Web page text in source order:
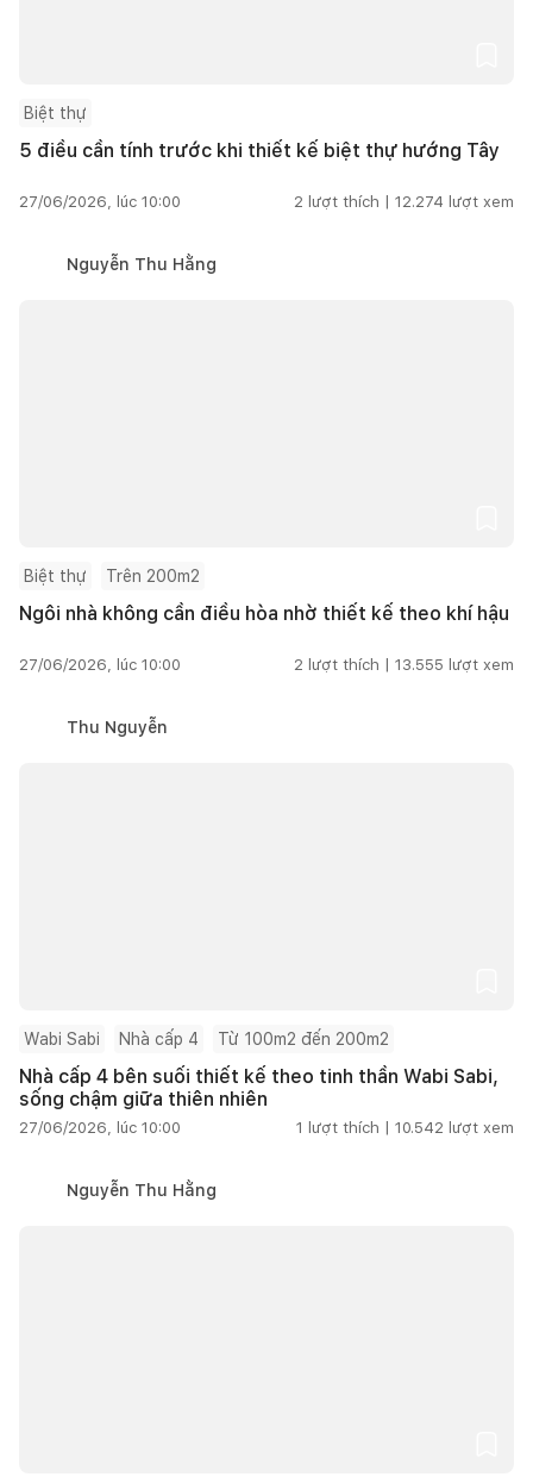
Biệt thự
5 điều cần tính trước khi thiết kế biệt thự hướng Tây
27/06/2026, lúc 10:00 2 lượt thích | 12.274 lượt xem
Nguyễn Thu Hằng
Biệt thự Trên 200m2
Ngôi nhà không cần điều hòa nhờ thiết kế theo khí hậu
27/06/2026, lúc 10:00 2 lượt thích | 13.555 lượt xem
Thu Nguyễn
Wabi Sabi Nhà cấp 4 Từ 100m2 đến 200m2
Nhà cấp 4 bên suối thiết kế theo tinh thần Wabi Sabi,
sống chậm giữa thiên nhiên
27/06/2026, lúc 10:00 1 lượt thích | 10.542 lượt xem
Nguyễn Thu Hằng